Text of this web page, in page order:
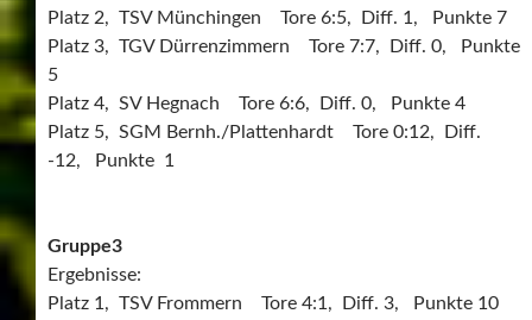
Platz 2, TSV Münchingen Tore 6:5, Diff. 1, Punkte 7
Platz 3, TGV Dürrenzimmern Tore 7:7, Diff. 0, Punkte
5
Platz 4, SV Hegnach Tore 6:6, Diff. 0, Punkte 4
Platz 5, SGM Bernh./Plattenhardt Tore 0:12, Diff.
-12, Punkte 1
Gruppe3
Ergebnisse:
Platz 1, TSV Frommern Tore 4:1, Diff. 3, Punkte 10